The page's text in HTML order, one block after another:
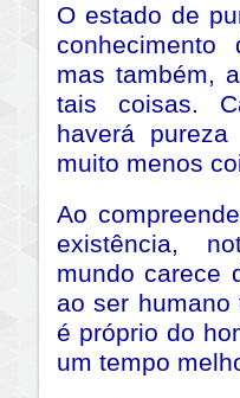
O estado de
mas também,
tais coisas.
haverá pureza
muito menos
Ao
existência,
mundo carece
ao ser humano
é próprio do
um tempo